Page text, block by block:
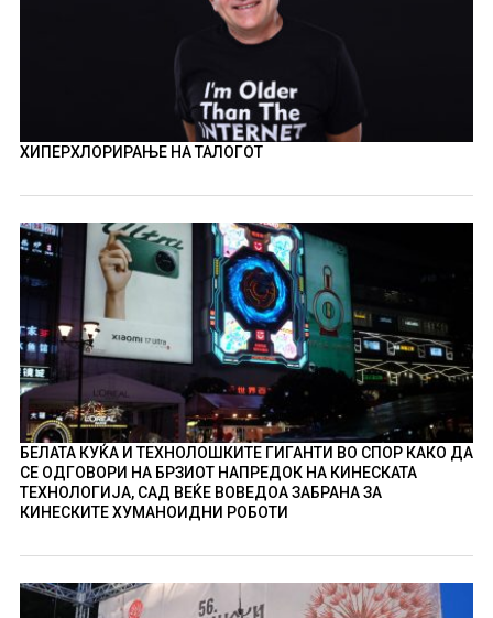
ХИПЕРХЛОРИРАЊЕ НА ТАЛОГОТ
БЕЛАТА КУЌА И ТЕХНОЛОШКИТЕ ГИГАНТИ ВО СПОР КАКО ДА
СЕ ОДГОВОРИ НА БРЗИОТ НАПРЕДОК НА КИНЕСКАТА
ТЕХНОЛОГИЈА, САД ВЕЌЕ ВОВЕДОА ЗАБРАНА ЗА
КИНЕСКИТЕ ХУМАНОИДНИ РОБОТИ